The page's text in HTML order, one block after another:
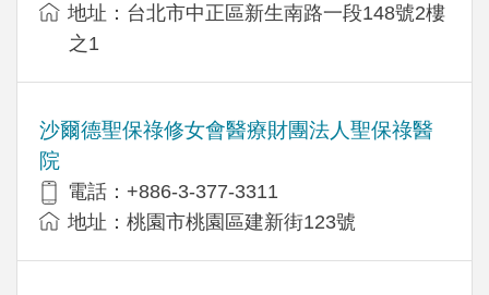
地址：台北市中正區新生南路一段148號2樓
之1
沙爾德聖保祿修女會醫療財團法人聖保祿醫
院
電話：+886-3-377-3311
地址：桃園市桃園區建新街123號